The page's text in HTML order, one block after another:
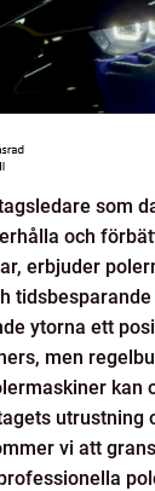
som
och
erbjuder
ytorna ett
men
kan
utrustning
vi att